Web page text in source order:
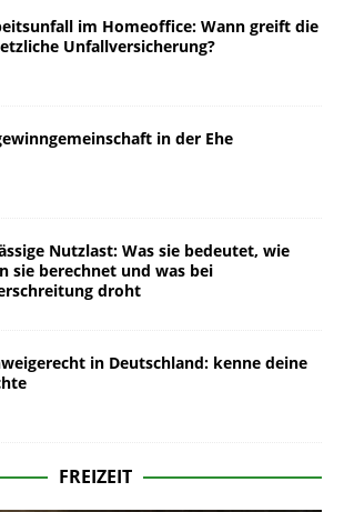
im Homeoffice: Wann greift die
Unfallversicherung?
in der Ehe
Nutzlast: Was sie bedeutet, wie
sie berechnet und was bei
droht
in Deutschland: kenne deine
FREIZEIT